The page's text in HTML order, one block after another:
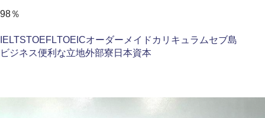
98％
IELTSTOEFLTOEICオーダーメイドカリキュラムセブ島
ビジネス便利な立地外部寮 日本資本